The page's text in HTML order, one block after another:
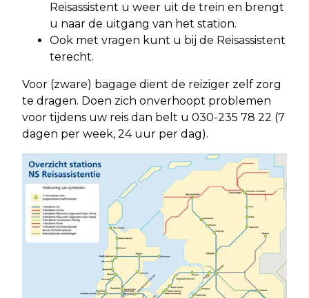
Reisassistent u weer uit de trein en brengt
u naar de uitgang van het station.
Ook met vragen kunt u bij de Reisassistent
terecht.
Voor (zware) bagage dient de reiziger zelf zorg
te dragen. Doen zich onverhoopt problemen
voor tijdens uw reis dan belt u 030-235 78 22 (7
dagen per week, 24 uur per dag).